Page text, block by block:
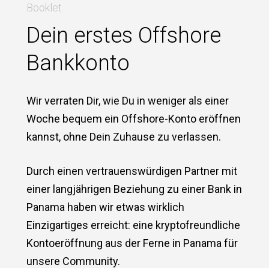
Booklet
Dein erstes Offshore
Bankkonto
Wir verraten Dir, wie Du in weniger als einer
Woche bequem ein Offshore-Konto eröffnen
kannst, ohne Dein Zuhause zu verlassen.
Durch einen vertrauenswürdigen Partner mit
einer langjährigen Beziehung zu einer Bank in
Panama haben wir etwas wirklich
Einzigartiges erreicht: eine kryptofreundliche
Kontoeröffnung aus der Ferne in Panama für
unsere Community.